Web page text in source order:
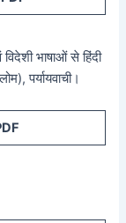
भाषाओं से हिंदी
पर्यायवाची।